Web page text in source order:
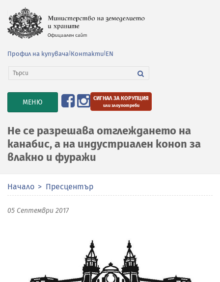
Профил на купувача Контакти EN
TOGGLE
NAVIGATION
МЕНЮ СИГНАЛ ЗА КОРУПЦИЯ
или злоупотреби
Не се разрешава отглеждането на
канабис, а на индустриален коноп за
влакно и фуражи
Начало Пресцентър
05 Септември 2017